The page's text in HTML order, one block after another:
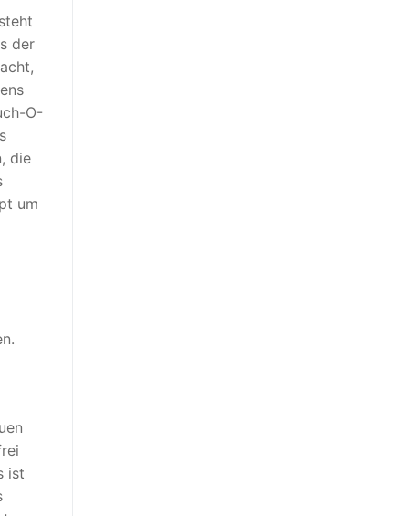
der
O-
die
um
ist